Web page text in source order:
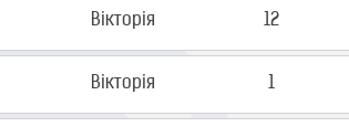
Вікторія 12
Вікторія 1